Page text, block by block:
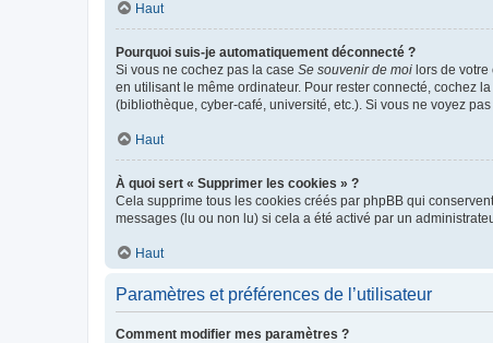
Haut
Pourquoi suis-je automatiquement déconnecté ?
Si vous ne cochez pas la case Se souvenir de moi lors de
en utilisant le même ordinateur. Pour rester connecté, cochez la
(bibliothèque, cyber-café, université, etc.). Si vous ne voyez
Haut
À quoi sert « Supprimer les cookies » ?
Cela supprime tous les cookies créés par phpBB qui
messages (lu ou non lu) si cela a été activé par un
Haut
Paramètres et préférences de l’utilisateur
Comment modifier mes paramètres ?